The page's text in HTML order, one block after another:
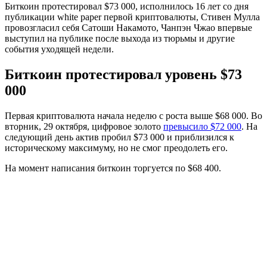
Биткоин протестировал $73 000, исполнилось 16 лет со дня
публикации white paper первой криптовалюты, Стивен Мулла
провозгласил себя Сатоши Накамото, Чанпэн Чжао впервые
выступил на публике после выхода из тюрьмы и другие
события уходящей недели.
Биткоин протестировал уровень $73
000
Первая криптовалюта начала неделю с роста выше $68 000. Во
вторник, 29 октября, цифровое золото превысило $72 000. На
следующий день актив пробил $73 000 и приблизился к
историческому максимуму, но не смог преодолеть его.
На момент написания биткоин торгуется по $68 400.